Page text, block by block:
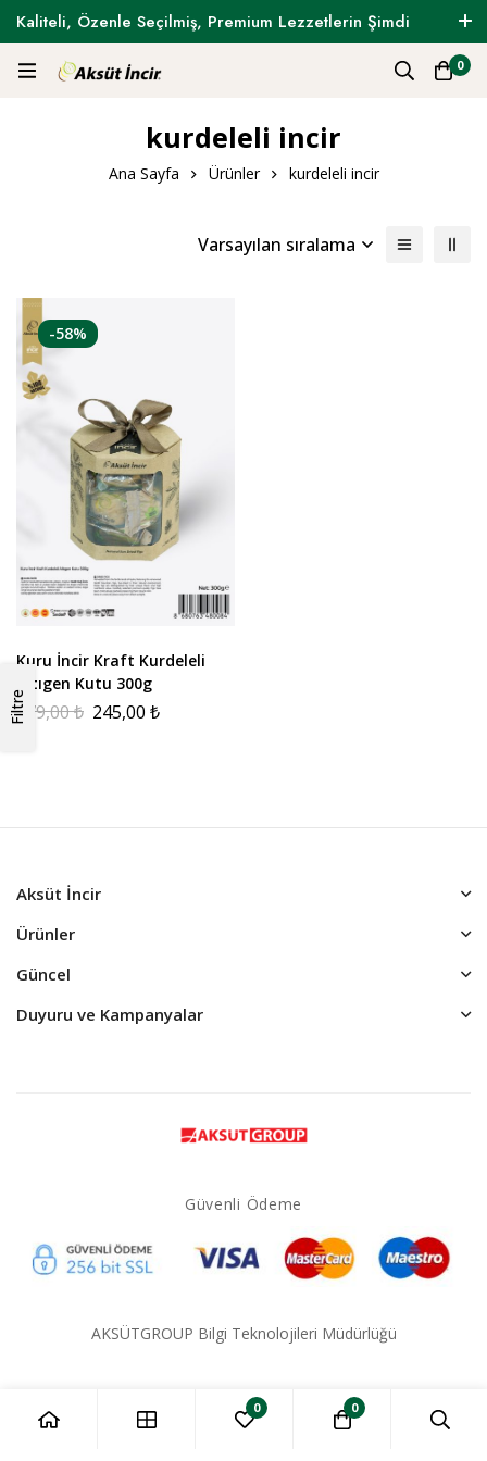
Kaliteli, Özenle Seçilmiş, Premium Lezzetlerin Şimdi
Tam Zamanı !
0
kurdeleli incir
Ana Sayfa Ürünler kurdeleli incir
Filtre
Varsayılan sıralama
-58%
Kuru İncir Kraft Kurdeleli
Altıgen Kutu 300g
579,00₺ 245,00 ₺
Aksüt İncir
Ürünler
Güncel
Duyuru ve Kampanyalar
Güvenli Ödeme
AKSÜTGROUP Bilgi Teknolojileri Müdürlüğü
0 0